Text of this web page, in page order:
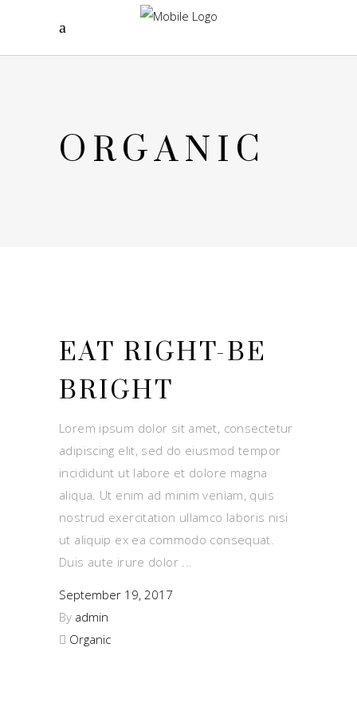
ORGANIC
EAT RIGHT-BE
BRIGHT
Lorem ipsum dolor sit amet, consectetur
adipiscing elit, sed do eiusmod tempor
incididunt ut labore et dolore magna
aliqua. Ut enim ad minim veniam, quis
nostrud exercitation ullamco laboris nisi
ut aliquip ex ea commodo consequat.
Duis aute irure dolor
September 19, 2017
By admin
Organic